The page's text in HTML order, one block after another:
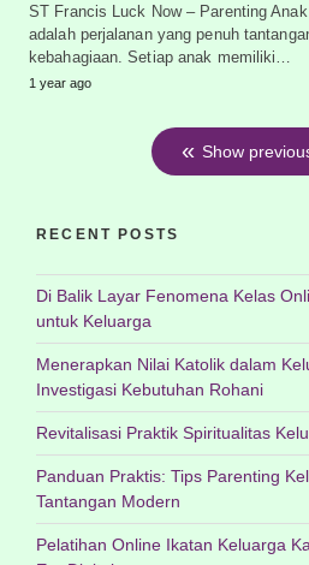
ST Francis Luck Now – Parenting
adalah perjalanan yang penuh
kebahagiaan. Setiap anak memiliki…
1 year ago
Show
RECENT POSTS
Di Balik Layar Fenomena Kelas
untuk Keluarga
Menerapkan Nilai Katolik dalam
Investigasi Kebutuhan Rohani
Revitalisasi Praktik Spiritualitas
Panduan Praktis: Tips Parenting
Tantangan Modern
Pelatihan Online Ikatan Keluarga